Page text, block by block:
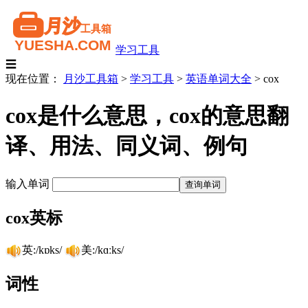
学习工具
☰
现在位置：
月沙工具箱 > 学习工具 > 英语单词大全 > cox
cox是什么意思，cox的意思翻
译、用法、同义词、例句
输入单词
cox英标
英:/kɒks/ 美:/kɑːks/
词性